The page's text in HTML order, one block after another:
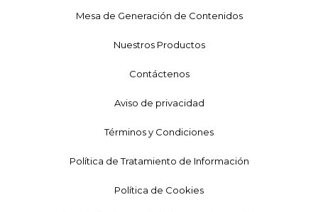
Mesa de Generación de Contenidos
Nuestros Productos
Contáctenos
Aviso de privacidad
Términos y Condiciones
Política de Tratamiento de Información
Política de Cookies